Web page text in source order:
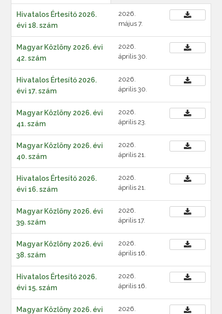
Hivatalos Értesítő 2026.
évi 18. szám
2026.
május 7.
Magyar Közlöny 2026. évi
42. szám
2026.
április 30.
Hivatalos Értesítő 2026.
évi 17. szám
2026.
április 30.
Magyar Közlöny 2026. évi
41. szám
2026.
április 23.
Magyar Közlöny 2026. évi
40. szám
2026.
április 21.
Hivatalos Értesítő 2026.
évi 16. szám
2026.
április 21.
Magyar Közlöny 2026. évi
39. szám
2026.
április 17.
Magyar Közlöny 2026. évi
38. szám
2026.
április 16.
Hivatalos Értesítő 2026.
évi 15. szám
2026.
április 16.
Magyar Közlöny 2026. évi
2026.